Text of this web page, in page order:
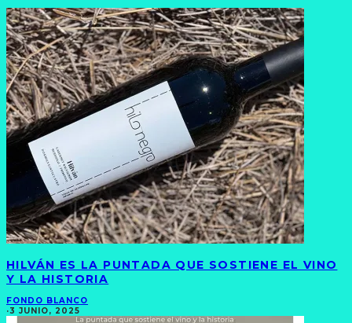
HILVÁN ES LA PUNTADA QUE SOSTIENE EL VINO
Y LA HISTORIA
FONDO BLANCO
·3 JUNIO, 2025